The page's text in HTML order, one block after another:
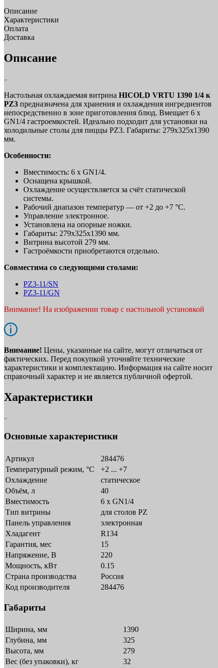
Описание
Характеристики
Оплата
Доставка
Описание
Настольная охлаждаемая витрина HICOLD VRTU 1390 1/4 к
PZ3 предназначена для хранения и охлаждения ингредиентов
непосредственно в зоне приготовления блюд. Вмещает 6 x
GN1/4 гастроемкостей. Идеально подходит для установки на
холодильные столы для пиццы PZ3. Габариты: 279х325х1390
мм.
Особенности:
Вместимость: 6 x GN1/4.
Оснащена крышкой.
Охлаждение осуществляется за счёт статической
системы.
Рабочий диапазон температур — от +2 до +7 °C.
Управление электронное.
Установлена на опорные ножки.
Габариты: 279х325х1390 мм.
Витрина высотой 279 мм.
Гастроёмкости приобретаются отдельно.
Совместима со следующими столами:
PZ3‑11/SN
PZ3‑11/GN
Внимание! На изображении товар с настольной установкой
Внимание! Цены, указанные на сайте, могут отличаться от
фактических. Перед покупкой уточняйте технические
характеристики и комплектацию. Информация на сайте носит
справочный характер и не является публичной офертой.
Характеристики
Основные характеристики
Артикул
284476
Температурный режим, °C
+2 ... +7
Охлаждение
статическое
Объём, л
40
Вместимость
6 x GN1/4
Тип витрины
для столов PZ
Панель управления
электронная
Хладагент
R134
Гарантия, мес
15
Напряжение, В
220
Мощность, кВт
0.15
Страна производства
Россия
Код производителя
284476
Габариты
Ширина, мм
1390
Глубина, мм
325
Высота, мм
279
Вес (без упаковки), кг
32